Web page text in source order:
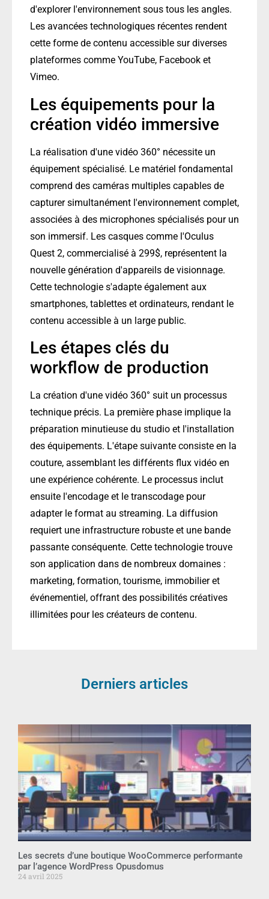
d'explorer l'environnement sous tous les angles.
Les avancées technologiques récentes rendent
cette forme de contenu accessible sur diverses
plateformes comme YouTube, Facebook et
Vimeo.
Les équipements pour la
création vidéo immersive
La réalisation d'une vidéo 360° nécessite un
équipement spécialisé. Le matériel fondamental
comprend des caméras multiples capables de
capturer simultanément l'environnement complet,
associées à des microphones spécialisés pour un
son immersif. Les casques comme l'Oculus
Quest 2, commercialisé à 299$, représentent la
nouvelle génération d'appareils de visionnage.
Cette technologie s'adapte également aux
smartphones, tablettes et ordinateurs, rendant le
contenu accessible à un large public.
Les étapes clés du
workflow de production
La création d'une vidéo 360° suit un processus
technique précis. La première phase implique la
préparation minutieuse du studio et l'installation
des équipements. L'étape suivante consiste en la
couture, assemblant les différents flux vidéo en
une expérience cohérente. Le processus inclut
ensuite l'encodage et le transcodage pour
adapter le format au streaming. La diffusion
requiert une infrastructure robuste et une bande
passante conséquente. Cette technologie trouve
son application dans de nombreux domaines :
marketing, formation, tourisme, immobilier et
événementiel, offrant des possibilités créatives
illimitées pour les créateurs de contenu.
Derniers articles
Les secrets d’une boutique WooCommerce performante
par l’agence WordPress Opusdomus
24 avril 2025